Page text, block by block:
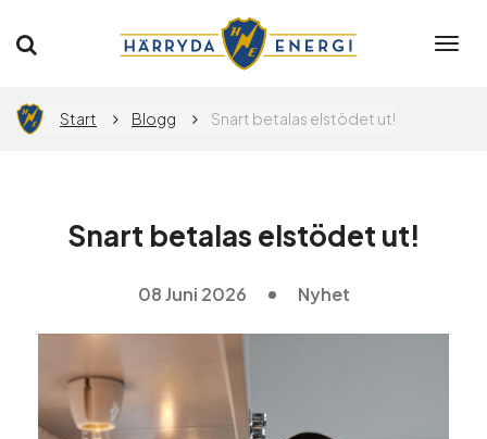
Privat
Flytta
App
Start Blogg Snart betalas elstödet ut!
Snart betalas elstödet ut!
08 Juni 2026 Nyhet